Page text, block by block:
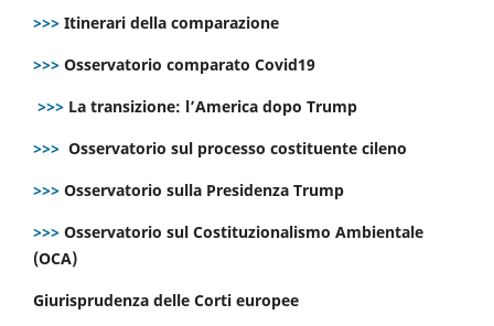
>>> Itinerari della comparazione
>>> Osservatorio comparato Covid19
>>> La transizione: l’America dopo Trump
>>> Osservatorio sul processo costituente cileno
>>> Osservatorio sulla Presidenza Trump
>>> Osservatorio sul Costituzionalismo Ambientale
(OCA)
Giurisprudenza delle Corti europee